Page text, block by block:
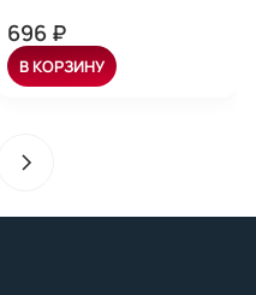
696 ₽
В КОРЗИНУ